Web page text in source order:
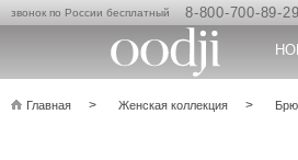
звонок по России бесплатный 8-800-700-89-29
Главная Женская коллекция